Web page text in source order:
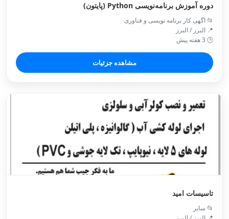
دوره آموزش برنامه‌نویسی Python (پایتون)
📂 اگهی کار برنامه نویسی و فناوری
📍 البرز / البرز
🕒 3 هفته پیش
مشاهده جزئیات
تاسیسات امید
📂 سایر